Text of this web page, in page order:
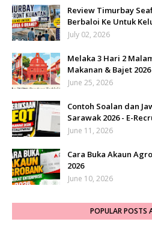
Review Timurbay
Berbaloi Ke Untuk
July 02, 2026
Melaka 3 Hari 2
Makanan & Bajet 2026
June 25, 2026
Contoh Soalan dan
Sarawak 2026 - E-
June 11, 2026
Cara Buka Akaun
2026
June 10, 2026
POPULAR POSTS